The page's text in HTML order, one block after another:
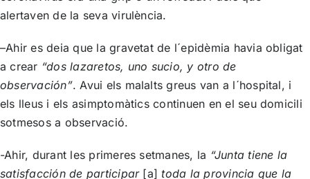
alertaven de la seva virulència.
–Ahir es deia que la gravetat de l´epidèmia havia obligat
a crear “dos lazaretos, uno sucio, y otro de
observación”. Avui els malalts greus van a l´hospital, i
els lleus i els asimptomàtics continuen en el seu domicili
sotmesos a observació.
-Ahir, durant les primeres setmanes, la “Junta tiene la
satisfacción de participar[a]toda la provincia que la